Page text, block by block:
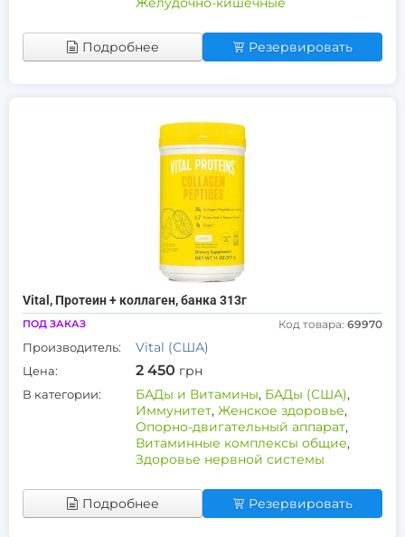
Подробнее Резервировать
Vital, Протеин + коллаген, банка 313г
ПОД ЗАКАЗ Код товара: 69970
Производитель: Vital (США)
Цена: 2 450 грн
В категории: БАДы и Витамины, БАДы (США),
Иммунитет, Женское здоровье,
Опорно-двигательный аппарат,
Витаминные комплексы общие,
Здоровье нервной системы
Подробнее Резервировать